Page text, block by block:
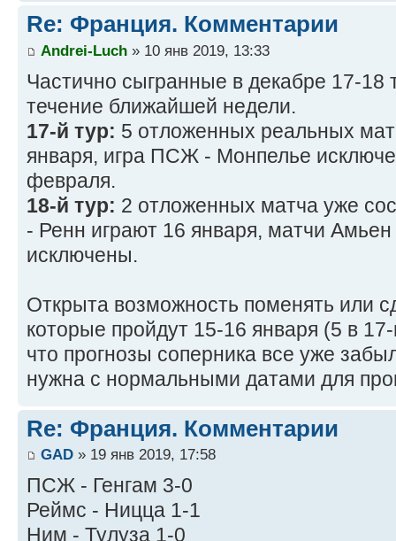
Re: Франция. Комментарии
Andrei-Luch » 10 янв 2019, 13:33
Частично сыгранные в декабре 17-
течение ближайшей недели.
17-й тур: 5 отложенных реальных
января, игра ПСЖ - Монпелье
февраля.
18-й тур: 2 отложенных матча уже
- Ренн играют 16 января, матчи
исключены.
Открыта возможность поменять или
которые пройдут 15-16 января (5 в
что прогнозы соперника все уже
нужна с нормальными датами для
Re: Франция. Комментарии
GAD » 19 янв 2019, 17:58
ПСЖ - Генгам 3-0
Реймс - Ницца 1-1
Ним - Тулуза 1-0